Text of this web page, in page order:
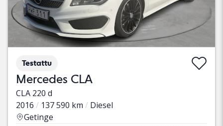
Testattu
Mercedes CLA
CLA 220 d
2016
137 590 km
Diesel
Getinge